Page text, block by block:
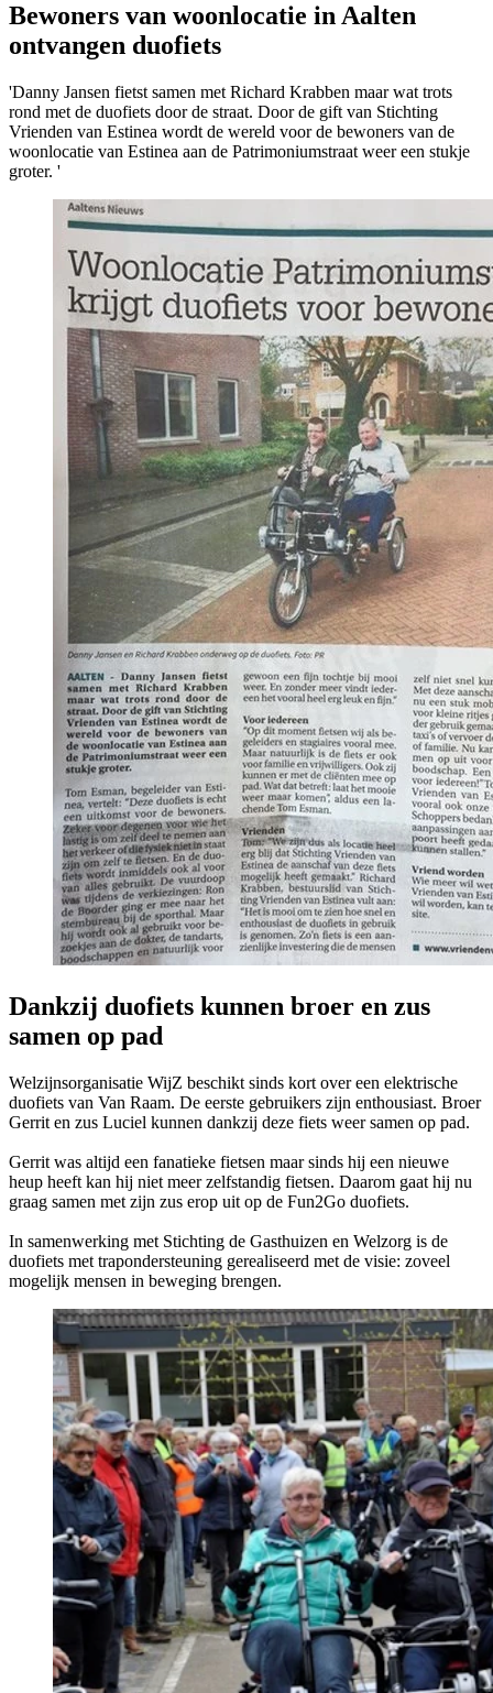
Bewoners van woonlocatie in Aalten
ontvangen duofiets
'Danny Jansen fietst samen met Richard Krabben maar wat trots
rond met de duofiets door de straat. Door de gift van Stichting
Vrienden van Estinea wordt de wereld voor de bewoners van de
woonlocatie van Estinea aan de Patrimoniumstraat weer een stukje
groter. '
Dankzij duofiets kunnen broer en zus
samen op pad
Welzijnsorganisatie WijZ beschikt sinds kort over een elektrische
duofiets van Van Raam. De eerste gebruikers zijn enthousiast. Broer
Gerrit en zus Luciel kunnen dankzij deze fiets weer samen op pad.
Gerrit was altijd een fanatieke fietsen maar sinds hij een nieuwe
heup heeft kan hij niet meer zelfstandig fietsen. Daarom gaat hij nu
graag samen met zijn zus erop uit op de Fun2Go duofiets.
In samenwerking met Stichting de Gasthuizen en Welzorg is de
duofiets met trapondersteuning gerealiseerd met de visie: zoveel
mogelijk mensen in beweging brengen.